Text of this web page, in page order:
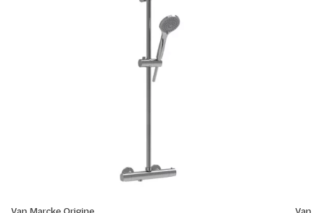
Van Marcke Origine